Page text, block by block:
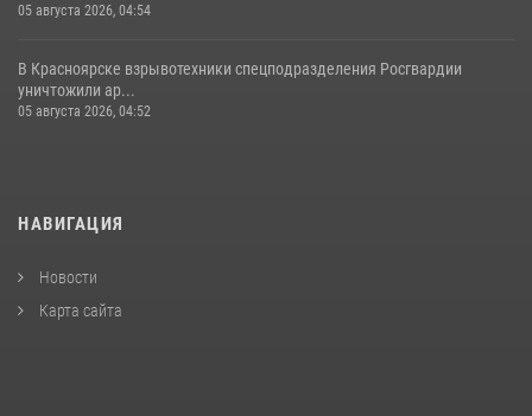
05 августа 2026, 04:54
В Красноярске взрывотехники спецподразделения Росгвардии
уничтожили ар...
05 августа 2026, 04:52
НАВИГАЦИЯ
Новости
Карта сайта